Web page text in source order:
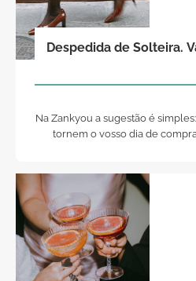
Despedida de Solteira.
Na Zankyou a sugestão é
tornem o vosso dia de